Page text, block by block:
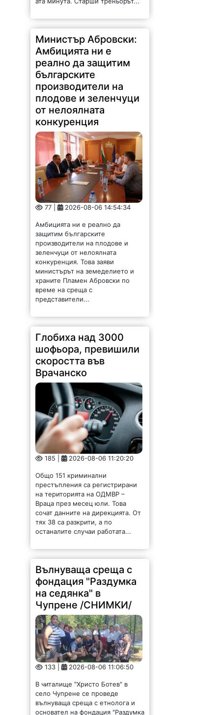
Министър Абровски:
Амбицията ни е
реално да защитим
българските
производители на
плодове и зеленчуци
от нелоялната
конкуренция
77 | 2026-08-06 14:54:34
Амбицията ни е реално да
защитим българските
производители на плодове и
зеленчуци от нелоялната
конкуренция. Това заяви
министърът на земеделието и
храните Пламен Абровски по
време на среща с
представители...
Глобиха над 3000
шофьора, превишили
скоростта във
Врачанско
185 | 2026-08-06 11:20:20
Общо 151 криминални
престъпления са регистрирани
на територията на ОДМВР –
Враца през месец юли. Това
сочат данните на дирекцията. От
тях 38 са разкрити, а по
останалите случаи работата...
Вълнуваща среща с
фондация "Раздумка
на седянка" в
Чупрене /СНИМКИ/
133 | 2026-08-06 11:06:50
В читалище "Христо Ботев" в
село Чупрене се проведе
вълнуваща среща с етнолога и
основател на фондация "Раздумка